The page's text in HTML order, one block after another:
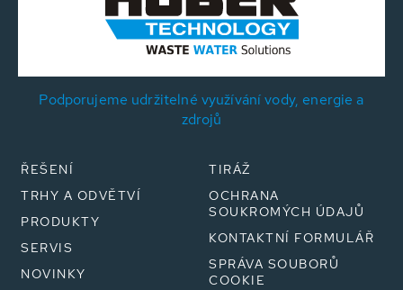
Podporujeme udržitelné využívání vody, energie a
zdrojů
ŘEŠENÍ
TRHY A ODVĚTVÍ
PRODUKTY
SERVIS
NOVINKY
TIRÁŽ
OCHRANA
SOUKROMÝCH ÚDAJŮ
KONTAKTNÍ FORMULÁŘ
SPRÁVA SOUBORŮ
COOKIE